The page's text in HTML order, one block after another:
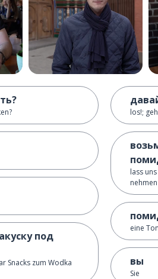
под
Snacks zum Wodka
los!;
lass
nehmen
eine
вы
Sie